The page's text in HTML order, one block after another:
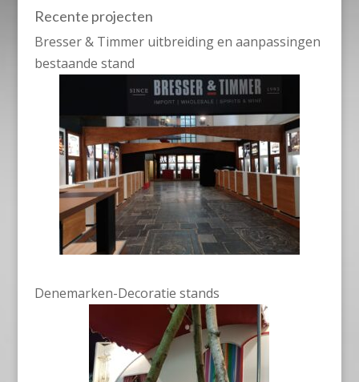
Recente projecten
Bresser & Timmer uitbreiding en aanpassingen
bestaande stand
Denemarken-Decoratie stands